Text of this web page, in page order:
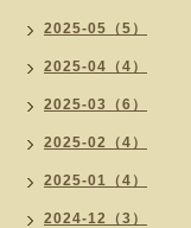
2025-05（5）
2025-04（4）
2025-03（6）
2025-02（4）
2025-01（4）
2024-12（3）